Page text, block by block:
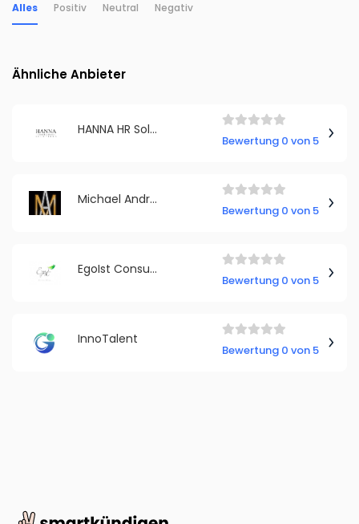
Alles Positiv Neutral Negativ
Ähnliche Anbieter
HANNA HR Solutions GmbH
Bewertung 0 von 5
Michael Andresen - Erfolgskunden-Mentor
Bewertung 0 von 5
EgoIst Consulting
Bewertung 0 von 5
InnoTalent
Bewertung 0 von 5